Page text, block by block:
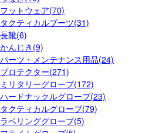
フットウェア(70)
タクティカルブーツ(31)
長靴(6)
かんじき(9)
パーツ・メンテナンス用品(24)
プロテクター(271)
ミリタリーグローブ(172)
ハードナックルグローブ(23)
タクティカルグローブ(79)
ラペリンググローブ(5)